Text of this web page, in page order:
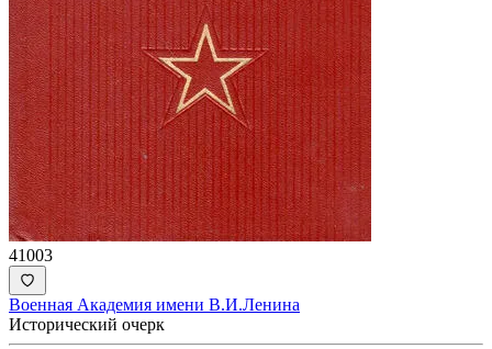
41003
Военная Академия имени В.И.Ленина
Исторический очерк